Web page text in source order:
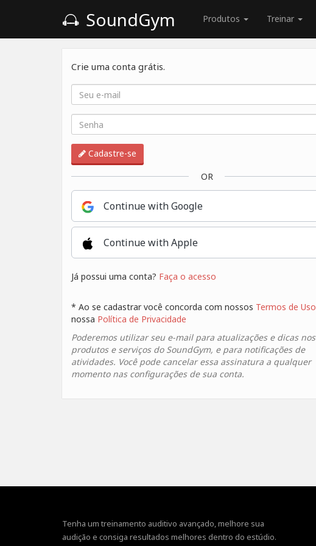
SoundGym Produtos Treinar
Crie uma conta grátis.
Cadastre-se
OR
Continue with Google
Continue with Apple
Já possui uma conta? Faça o acesso
* Ao se cadastrar você concorda com nossos Termos de Uso
nossa Política de Privacidade
Poderemos utilizar seu e-mail para atualizações e dicas nos
produtos e serviços do SoundGym, e para notificações de
atividades. Você pode cancelar essa assinatura a qualquer
momento nas configurações de sua conta.
Tenha um treinamento auditivo avançado, melhore sua
audição e consiga resultados melhores dentro do estúdio.